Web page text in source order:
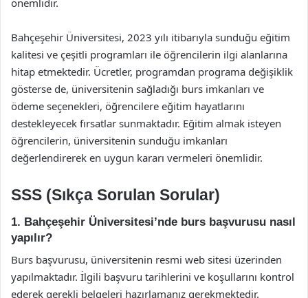
önemlidir.
Bahçeşehir Üniversitesi, 2023 yılı itibarıyla sunduğu eğitim
kalitesi ve çeşitli programları ile öğrencilerin ilgi alanlarına
hitap etmektedir. Ücretler, programdan programa değişiklik
gösterse de, üniversitenin sağladığı burs imkanları ve
ödeme seçenekleri, öğrencilere eğitim hayatlarını
destekleyecek fırsatlar sunmaktadır. Eğitim almak isteyen
öğrencilerin, üniversitenin sunduğu imkanları
değerlendirerek en uygun kararı vermeleri önemlidir.
SSS (Sıkça Sorulan Sorular)
1. Bahçeşehir Üniversitesi’nde burs başvurusu nasıl
yapılır?
Burs başvurusu, üniversitenin resmi web sitesi üzerinden
yapılmaktadır. İlgili başvuru tarihlerini ve koşullarını kontrol
ederek gerekli belgeleri hazırlamanız gerekmektedir.